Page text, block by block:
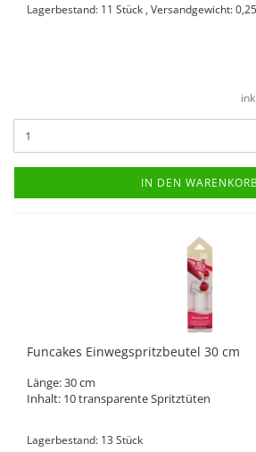
Lagerbestand: 11 Stück , Versandgewicht:0,25
IN DEN WARENKORB
Funcakes Einwegspritzbeutel 30 cm
Länge: 30 cm
Inhalt: 10 transparente Spritztüten
Lagerbestand: 13 Stück